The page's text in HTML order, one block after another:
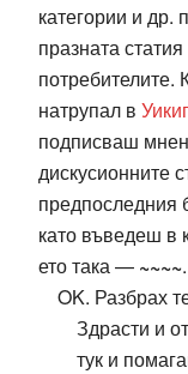
категории и
празната
потребителите.
натрупал в
подписваш
дискусионните
предпоследния
като въведеш в
ето така — ~~~~
OK. Разбрах
Здрасти и
тук и